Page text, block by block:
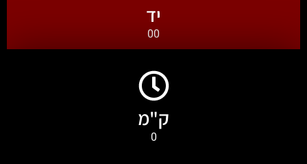
יד
00
ק"מ
0